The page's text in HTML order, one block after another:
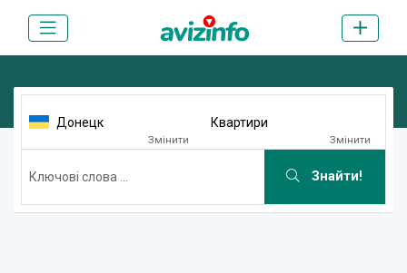
Донецк
Змінити
Квартири
Змінити
Знайти!